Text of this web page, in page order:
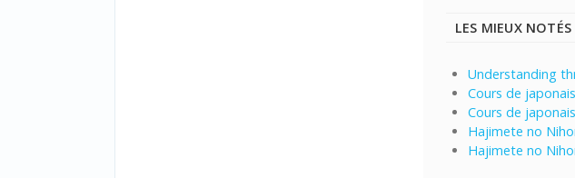
LES MIEUX NOTÉS
Understanding
Cours de
Cours de
Hajimete no
Hajimete no